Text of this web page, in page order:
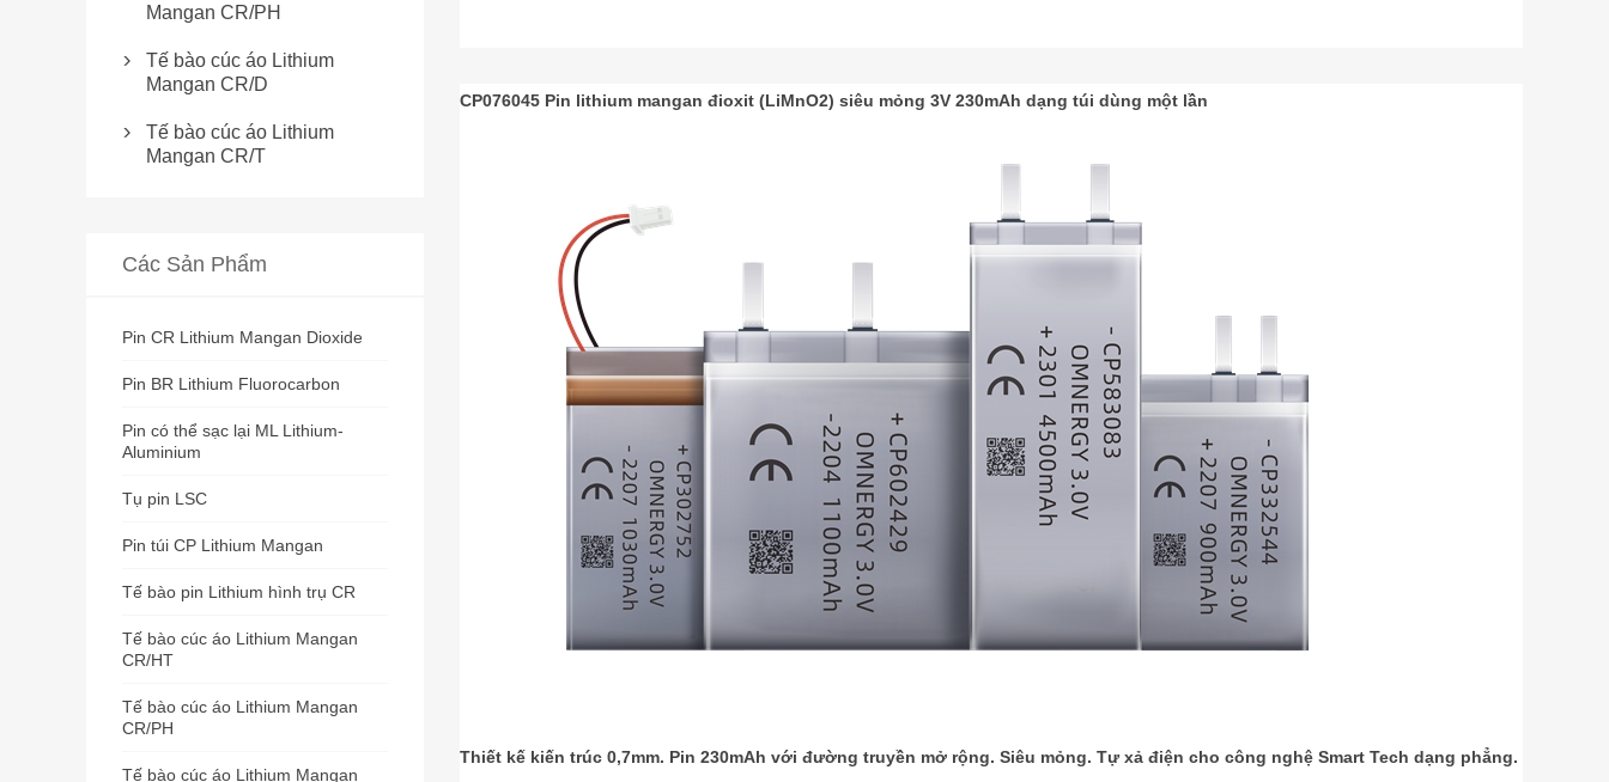
CP076045 Pin lithium mangan đioxit (LiMnO2) siêu mỏng 3V 230mAh dạng túi dùng một lần
Thiết kế kiến ​​trúc 0,7mm. Pin 230mAh với đường truyền mở rộng. Siêu mỏng. Tự xả điện cho công nghệ Smart Tech dạng phẳng.
Mangan CR/PH

Tế bào cúc áo Lithium
Mangan CR/D

Tế bào cúc áo Lithium
Mangan CR/T
Các Sản Phẩm
Pin CR Lithium Mangan Dioxide
Pin BR Lithium Fluorocarbon
Pin có thể sạc lại ML Lithium-
Aluminium
Tụ pin LSC
Pin túi CP Lithium Mangan
Tế bào pin Lithium hình trụ CR
Tế bào cúc áo Lithium Mangan
CR/HT
Tế bào cúc áo Lithium Mangan
CR/PH
Tế bào cúc áo Lithium Mangan